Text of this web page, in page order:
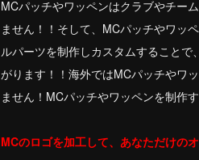
MCパッチやワッペンはクラブやチー
ません！！そして、MCパッチやワッ
ルパーツを制作しカスタムすること
がります！！海外ではMCパッチやワ
ません！MCパッチやワッペンを制作
MCのロゴを加工して、あなただけの